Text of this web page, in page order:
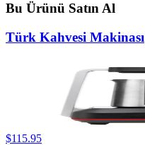
Bu Ürünü Satın Al
Türk Kahvesi Makinası
$115.95